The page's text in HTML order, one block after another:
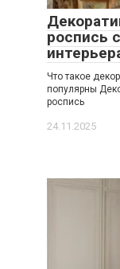
роспись
Что такое
популярны
роспись
24.11.2025